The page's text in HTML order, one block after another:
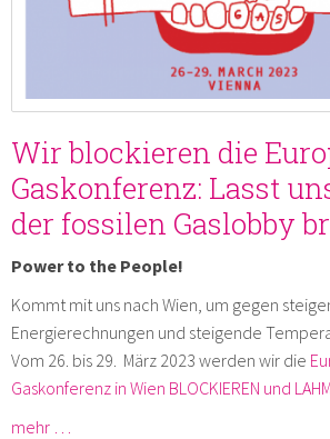
Wir blockieren die
Gaskonferenz: Lasst
der fossilen Gaslobby
Power to the People!
Kommt mit uns nach Wien, um gegen
Energierechnungen und steigende
Vom 26. bis 29. März 2023 werden wir die
Gaskonferenz in Wien BLOCKIEREN und
mehr …